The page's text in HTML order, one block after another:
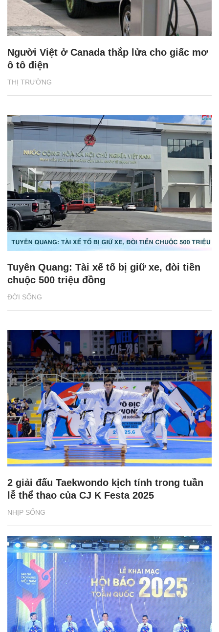
THỊ TRƯỜNG
Người Việt ở Canada thắp lửa cho giấc mơ
ô tô điện
ĐỜI SỐNG
Tuyên Quang: Tài xế tố bị giữ xe, đòi tiền
chuộc 500 triệu đồng
NHỊP SỐNG
2 giải đấu Taekwondo kịch tính trong tuần
lễ thể thao của CJ K Festa 2025